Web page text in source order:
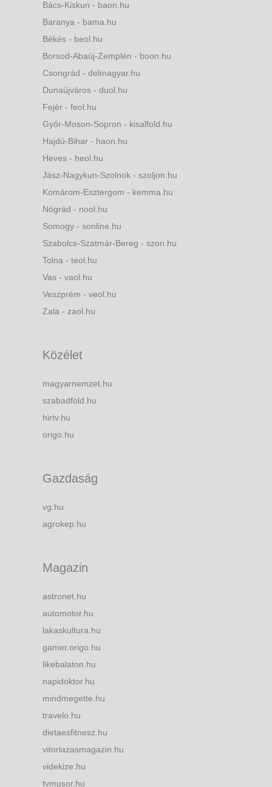
Bács-Kiskun - baon.hu
Baranya - bama.hu
Békés - beol.hu
Borsod-Abaúj-Zemplén - boon.hu
Csongrád - delmagyar.hu
Dunaújváros - duol.hu
Fejér - feol.hu
Győr-Moson-Sopron - kisalfold.hu
Hajdú-Bihar - haon.hu
Heves - heol.hu
Jász-Nagykun-Szolnok - szoljon.hu
Komárom-Esztergom - kemma.hu
Nógrád - nool.hu
Somogy - sonline.hu
Szabolcs-Szatmár-Bereg - szon.hu
Tolna - teol.hu
Vas - vaol.hu
Veszprém - veol.hu
Zala - zaol.hu
Közélet
magyarnemzet.hu
szabadfold.hu
hirtv.hu
origo.hu
Gazdaság
vg.hu
agrokep.hu
Magazin
astronet.hu
automotor.hu
lakaskultura.hu
gamer.origo.hu
likebalaton.hu
napidoktor.hu
mindmegette.hu
travelo.hu
dietaesfitnesz.hu
vitorlazasmagazin.hu
videkize.hu
tvmusor.hu